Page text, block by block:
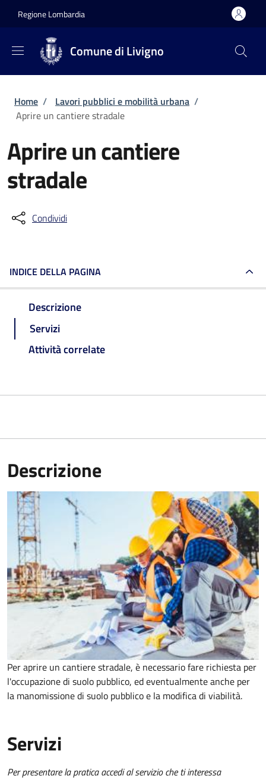
Regione Lombardia
Comune di Livigno
Briciole di pane
Home / Lavori pubblici e mobilità urbana /
Aprire un cantiere stradale
Aprire un cantiere
stradale
Condividi
INDICE DELLA PAGINA
Descrizione
Servizi
Attività correlate
Descrizione
Per aprire un cantiere stradale, è necessario fare richiesta per
l'occupazione di suolo pubblico, ed eventualmente anche per
la manomissione di suolo pubblico e la modifica di viabilità.
Servizi
Per presentare la pratica accedi al servizio che ti interessa